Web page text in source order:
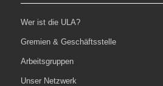
Wer ist die ULA?
Gremien & Geschäftsstelle
Arbeitsgruppen
Unser Netzwerk